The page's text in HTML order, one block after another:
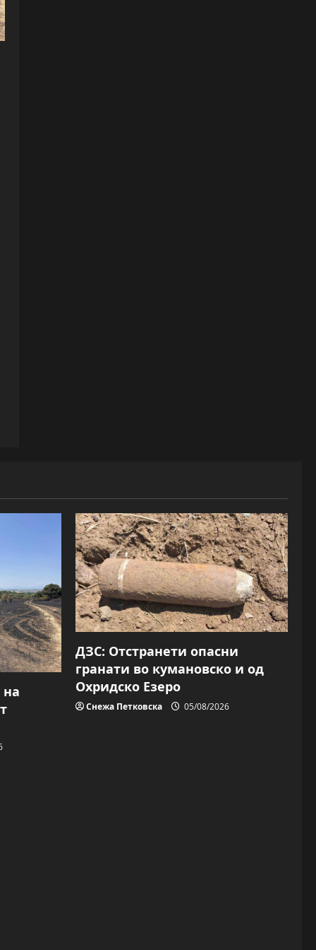
на
ДЗС: Отстранети опасни
гранати во кумановско и од
Охридско Езеро
Снежа Петковска 05/08/2026